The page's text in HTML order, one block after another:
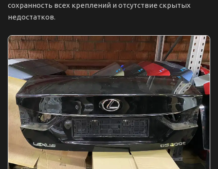
сохранность всех креплений и отсутствие скрытых
недостатков.